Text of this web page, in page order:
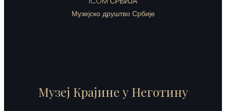
Музејско друштво Србије
Музеј Крајине у Неготину